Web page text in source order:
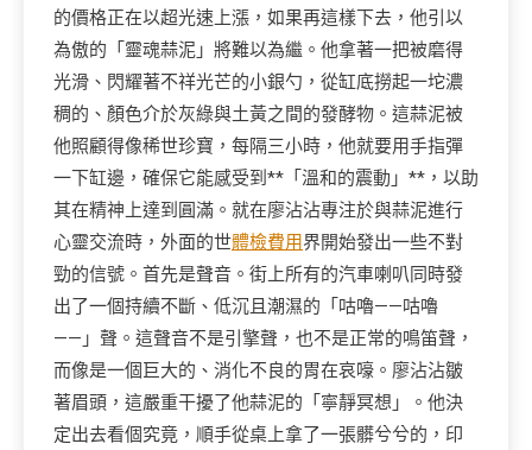
的價格正在以超光速上漲，如果再這樣下去，他引以
為傲的「靈魂蒜泥」將難以為繼。他拿著一把被磨得
光滑、閃耀著不祥光芒的小銀勺，從缸底撈起一坨濃
稠的、顏色介於灰綠與土黃之間的發酵物。這蒜泥被
他照顧得像稀世珍寶，每隔三小時，他就要用手指彈
一下缸邊，確保它能感受到**「溫和的震動」**，以助
其在精神上達到圓滿。就在廖沾沾專注於與蒜泥進行
心靈交流時，外面的世體檢費用界開始發出一些不對
勁的信號。首先是聲音。街上所有的汽車喇叭同時發
出了一個持續不斷、低沉且潮濕的「咕嚕——咕嚕
——」聲。這聲音不是引擎聲，也不是正常的鳴笛聲，
而像是一個巨大的、消化不良的胃在哀嚎。廖沾沾皺
著眉頭，這嚴重干擾了他蒜泥的「寧靜冥想」。他決
定出去看個究竟，順手從桌上拿了一張髒兮兮的，印